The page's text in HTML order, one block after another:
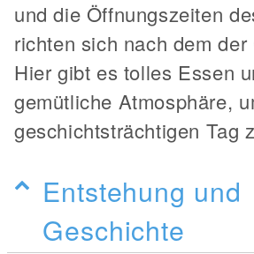
und die Öffnungszeiten
richten sich nach dem
Hier gibt es tolles Essen
gemütliche Atmosphäre,
geschichtsträchtigen Tag
Entstehung und
Geschichte